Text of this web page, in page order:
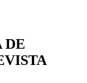
DE